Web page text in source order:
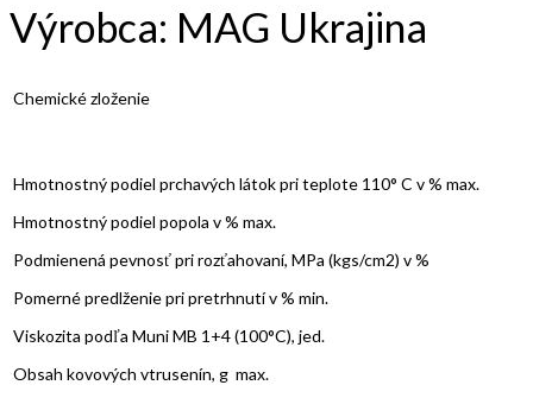
Výrobca: MAG Ukrajina
Chemické zloženie
Hmotnostný podiel prchavých látok pri teplote 110° C v % max.
Hmotnostný podiel popola v % max.
Podmienená pevnosť pri rozťahovaní, MPa (kgs/cm2) v %
Pomerné predlženie pri pretrhnutí v % min.
Viskozita podľa Muni MB 1+4 (100°C), jed.
Obsah kovových vtrusenín, g max.